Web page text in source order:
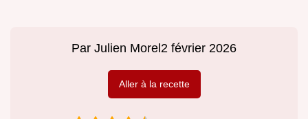
Par Julien Morel 2 février 2026
Aller à la recette